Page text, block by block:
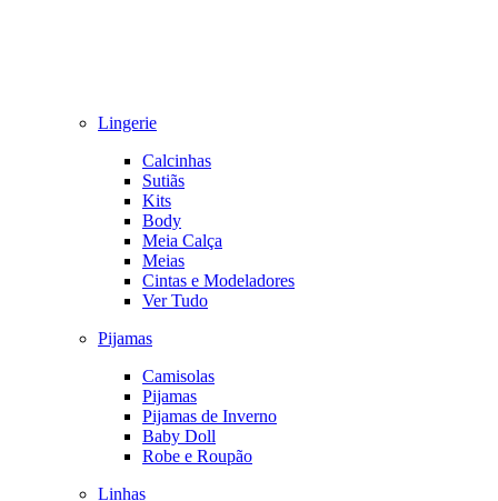
Lingerie
Calcinhas
Sutiãs
Kits
Body
Meia Calça
Meias
Cintas e Modeladores
Ver Tudo
Pijamas
Camisolas
Pijamas
Pijamas de Inverno
Baby Doll
Robe e Roupão
Linhas